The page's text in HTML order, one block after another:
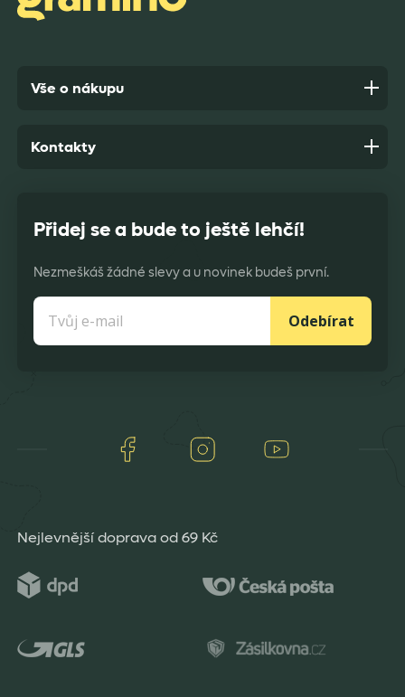
Vše o nákupu
Přidej se a bude to ještě lehčí!
Nezmeškáš žádné slevy a u novinek budeš první.
Odebírat
Facebook Instagram
Kontakty
Nejlevnější doprava od 69 Kč